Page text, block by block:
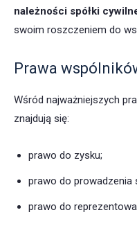
należności spółki
swoim roszczeniem do
Prawa
Wśród najważniejszych
znajdują się:
prawo do zysku;
prawo do prowadzenia
prawo do